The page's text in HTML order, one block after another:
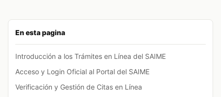
En esta pagina
Introducción a los Trámites en Línea del SAIME
Acceso y Login Oficial al Portal del SAIME
Verificación y Gestión de Citas en Línea